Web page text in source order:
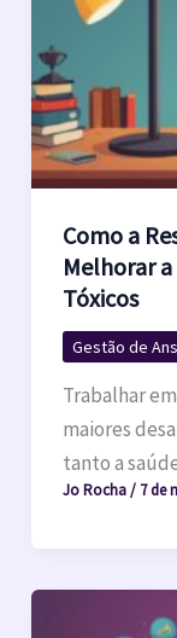
Como a
Melhorar
Tóxicos
Gestão de
Trabalhar
maiores
tanto a
Jo Rocha/ 7 de